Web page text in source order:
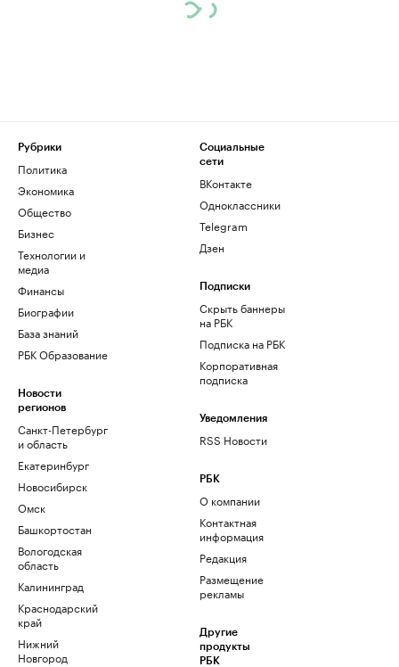
Рубрики
Политика
Экономика
Общество
Бизнес
Технологии и
медиа
Финансы
Биографии
База знаний
РБК Образование
Новости
регионов
Санкт-Петербург
и область
Екатеринбург
Новосибирск
Омск
Башкортостан
Вологодская
область
Калининград
Краснодарский
край
Нижний
Новгород
Социальные
сети
ВКонтакте
Одноклассники
Telegram
Дзен
Подписки
Скрыть баннеры
на РБК
Подписка на РБК
Корпоративная
подписка
Уведомления
RSS Новости
РБК
О компании
Контактная
информация
Редакция
Размещение
рекламы
Другие
продукты
РБК